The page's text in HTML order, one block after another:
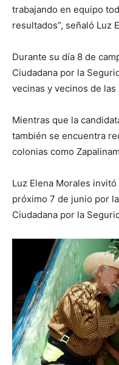
trabajando en equipo
resultados”, señaló Luz
Durante su día 8 de
Ciudadana por la
vecinas y vecinos de
Mientras que la
también se encuentra
colonias como
Luz Elena Morales
próximo 7 de junio por
Ciudadana por la